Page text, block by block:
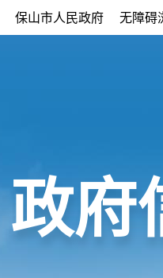
保山市人民政府 无障碍
政府